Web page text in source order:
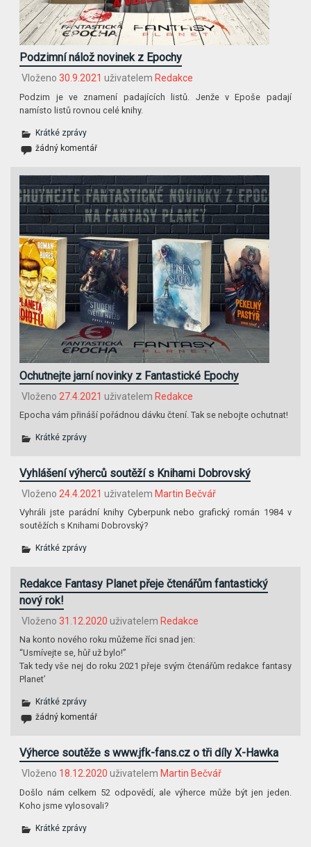
Podzimní nálož novinek z Epochy
Vloženo 30.9.2021 uživatelem Redakce
Podzim je ve znamení padajících listů. Jenže v Epoše padají
namísto listů rovnou celé knihy.
Krátké zprávy
žádný komentář
Ochutnejte jarní novinky z Fantastické Epochy
Vloženo 27.4.2021 uživatelem Redakce
Epocha vám přináší pořádnou dávku čtení. Tak se nebojte ochutnat!
Krátké zprávy
Vyhlášení výherců soutěží s Knihami Dobrovský
Vloženo 24.4.2021 uživatelem Martin Bečvář
Vyhráli jste parádní knihy Cyberpunk nebo grafický román 1984 v
soutěžích s Knihami Dobrovský?
Krátké zprávy
Redakce Fantasy Planet přeje čtenářům fantastický
nový rok!
Vloženo 31.12.2020 uživatelem Redakce
Na konto nového roku můžeme říci snad jen:
“Usmívejte se, hůř už bylo!”
Tak tedy vše nej do roku 2021 přeje svým čtenářům redakce fantasy
Planet’
Krátké zprávy
žádný komentář
Výherce soutěže s www.jfk-fans.cz o tři díly X-Hawka
Vloženo 18.12.2020 uživatelem Martin Bečvář
Došlo nám celkem 52 odpovědí, ale výherce může být jen jeden.
Koho jsme vylosovali?
Krátké zprávy